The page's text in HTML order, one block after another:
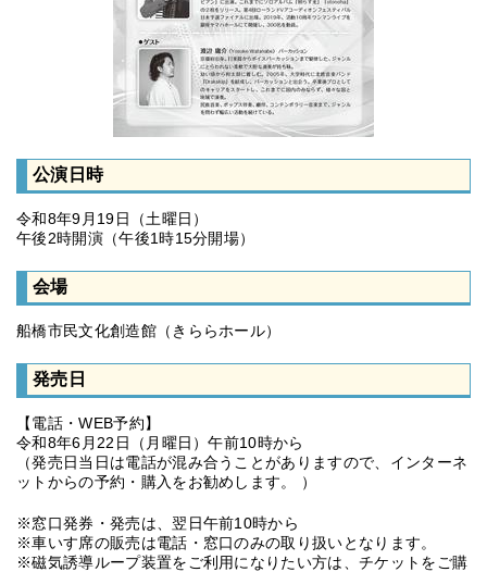
公演日時
令和8年9月19日（土曜日）
午後2時開演（午後1時15分開場）
会場
船橋市民文化創造館（きららホール）
発売日
【電話・WEB予約】
令和8年6月22日（月曜日）午前10時から
（発売日当日は電話が混み合うことがありますので、インターネ
ットからの予約・購入をお勧めします。 ）
※窓口発券・発売は、翌日午前10時から
※車いす席の販売は電話・窓口のみの取り扱いとなります。
※磁気誘導ループ装置をご利用になりたい方は、チケットをご購